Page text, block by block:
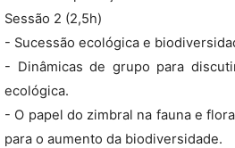
Sessão 2 (2,5h)
- Sucessão ecológica e
- Dinâmicas de grupo para
ecológica.
- O papel do zimbral na fauna e
para o aumento da biodiversidade.